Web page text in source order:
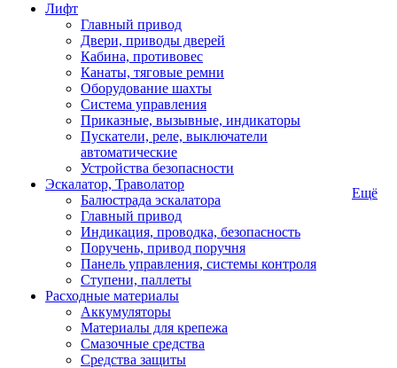
Лифт
Главный привод
Двери, приводы дверей
Кабина, противовес
Канаты, тяговые ремни
Оборудование шахты
Система управления
Приказные, вызывные, индикаторы
Пускатели, реле, выключатели
автоматические
Устройства безопасности
Эскалатор, Траволатор
Балюстрада эскалатора
Главный привод
Индикация, проводка, безопасность
Поручень, привод поручня
Панель управления, системы контроля
Ступени, паллеты
Расходные материалы
Аккумуляторы
Материалы для крепежа
Смазочные средства
Средства защиты
Ещё